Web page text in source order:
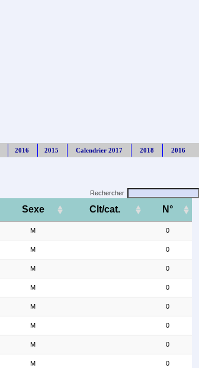
2016 2015 Calendrier 2017 2018 2016
Rechercher
Sexe Clt/cat. N°
M 0
M 0
M 0
M 0
M 0
M 0
M 0
M 0